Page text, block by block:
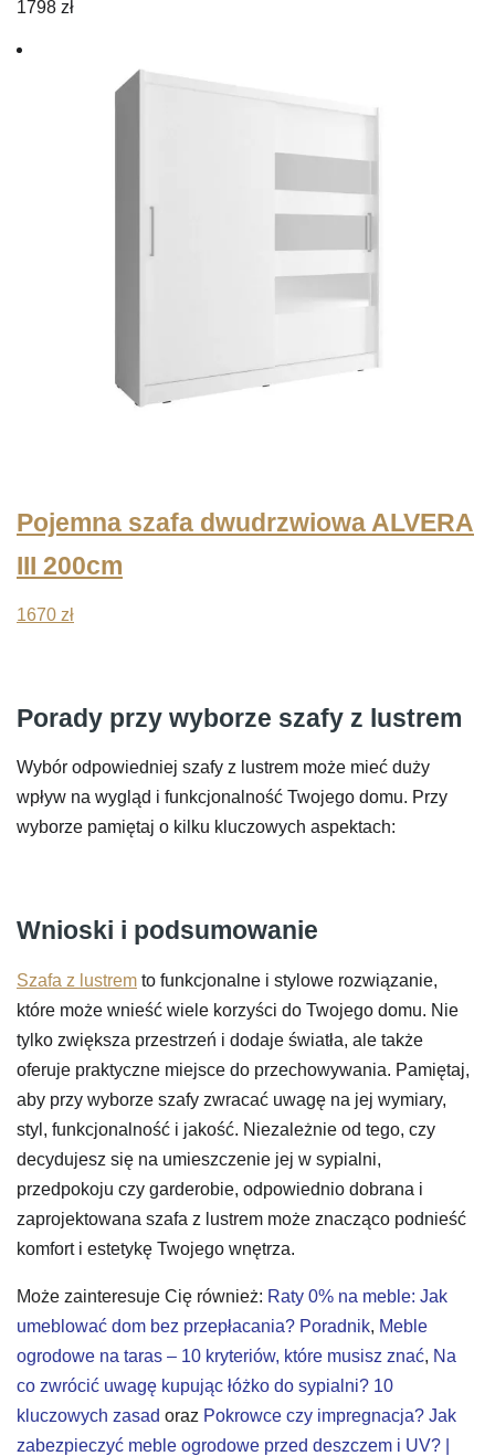
1798 zł
Pojemna szafa dwudrzwiowa ALVERA
III 200cm
1670 zł
Porady przy wyborze szafy z lustrem
Wybór odpowiedniej szafy z lustrem może mieć duży
wpływ na wygląd i funkcjonalność Twojego domu. Przy
wyborze pamiętaj o kilku kluczowych aspektach:
Wnioski i podsumowanie
Szafa z lustrem to funkcjonalne i stylowe rozwiązanie,
które może wnieść wiele korzyści do Twojego domu. Nie
tylko zwiększa przestrzeń i dodaje światła, ale także
oferuje praktyczne miejsce do przechowywania. Pamiętaj,
aby przy wyborze szafy zwracać uwagę na jej wymiary,
styl, funkcjonalność i jakość. Niezależnie od tego, czy
decydujesz się na umieszczenie jej w sypialni,
przedpokoju czy garderobie, odpowiednio dobrana i
zaprojektowana szafa z lustrem może znacząco podnieść
komfort i estetykę Twojego wnętrza.
Może zainteresuje Cię również: Raty 0% na meble: Jak
umeblować dom bez przepłacania? Poradnik, Meble
ogrodowe na taras – 10 kryteriów, które musisz znać, Na
co zwrócić uwagę kupując łóżko do sypialni? 10
kluczowych zasad oraz Pokrowce czy impregnacja? Jak
zabezpieczyć meble ogrodowe przed deszczem i UV? |